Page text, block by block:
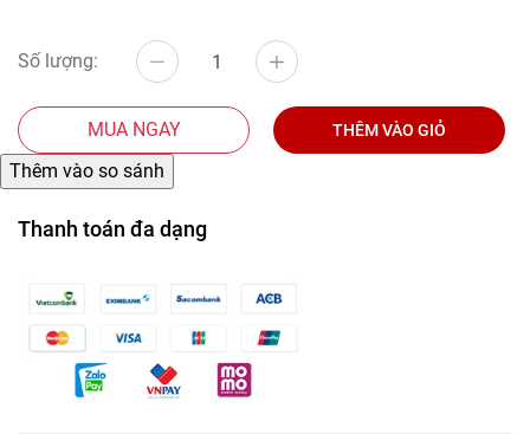
Số lượng:
MUA NGAY THÊM VÀO GIỎ
Thanh toán đa dạng